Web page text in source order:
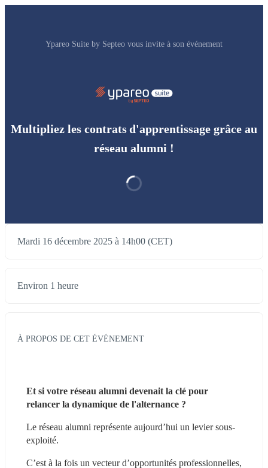
Ypareo Suite by Septeo vous invite à son événement
Multipliez les contrats d'apprentissage grâce au
réseau alumni !
Mardi 16 décembre 2025 à 14h00 (CET)
Environ 1 heure
À PROPOS DE CET ÉVÉNEMENT
Et si votre réseau alumni devenait la clé pour
relancer la dynamique de l'alternance ?
Le réseau alumni représente aujourd’hui un levier sous-
exploité.
C’est à la fois un vecteur d’opportunités professionnelles,